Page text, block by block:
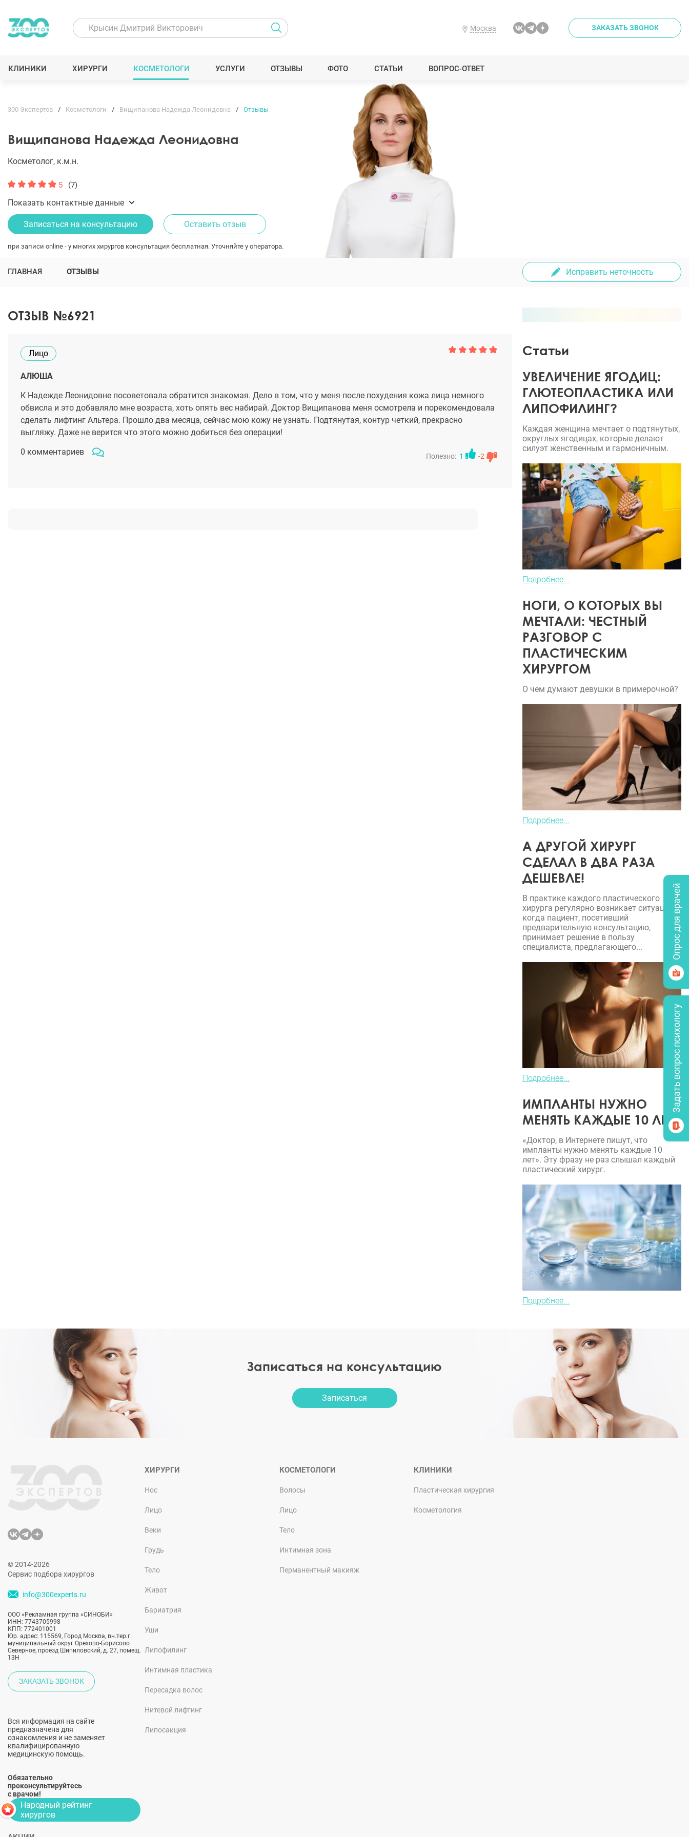
Москва ЗАКАЗАТЬ ЗВОНОК
КЛИНИКИ ХИРУРГИ КОСМЕТОЛОГИ УСЛУГИ ОТЗЫВЫ ФОТО СТАТЬИ ВОПРОС-ОТВЕТ
300 Экспертов Косметологи Вищипанова Надежда Леонидовна Отзывы
Вищипанова Надежда Леонидовна
Косметолог, к.м.н.
5 (7)
Показать контактные данные
Записаться на консультацию Оставить отзыв
при записи online - у многих хирургов консультация бесплатная. Уточняйте у оператора.
ГЛАВНАЯ ОТЗЫВЫ Исправить неточность
ОТЗЫВ №6921
Лицо
АЛЮША
К Надежде Леонидовне посоветовала обратится знакомая. Дело в том, что у меня после похудения кожа лица немного
обвисла и это добавляло мне возраста, хоть опять вес набирай. Доктор Вищипанова меня осмотрела и порекомендовала
сделать лифтинг Альтера. Прошло два месяца, сейчас мою кожу не узнать. Подтянутая, контур четкий, прекрасно
выгляжу. Даже не верится что этого можно добиться без операции!
0 комментариев
Полезно: 1 -2
Статьи
УВЕЛИЧЕНИЕ ЯГОДИЦ:
ГЛЮТЕОПЛАСТИКА ИЛИ
ЛИПОФИЛИНГ?
Каждая женщина мечтает о подтянутых,
округлых ягодицах, которые делают
силуэт женственным и гармоничным.
Подробнее...
НОГИ, О КОТОРЫХ ВЫ
МЕЧТАЛИ: ЧЕСТНЫЙ
РАЗГОВОР С
ПЛАСТИЧЕСКИМ
ХИРУРГОМ
О чем думают девушки в примерочной?
Подробнее...
А ДРУГОЙ ХИРУРГ
СДЕЛАЛ В ДВА РАЗА
ДЕШЕВЛЕ!
В практике каждого пластического
хирурга регулярно возникает ситуация,
когда пациент, посетивший
предварительную консультацию,
принимает решение в пользу
специалиста, предлагающего...
Подробнее...
ИМПЛАНТЫ НУЖНО
МЕНЯТЬ КАЖДЫЕ 10 ЛЕТ?
«Доктор, в Интернете пишут, что
импланты нужно менять каждые 10
лет». Эту фразу не раз слышал каждый
пластический хирург.
Подробнее...
Записаться на консультацию
Записаться
© 2014-2026
Сервис подбора хирургов
info@300experts.ru
ООО «Рекламная группа «СИНОБИ»
ИНН: 7743705998
КПП: 772401001
Юр. адрес: 115569, Город Москва, вн.тер.г.
муниципальный округ Орехово-Борисово
Северное, проезд Шипиловский, д. 27, помещ.
13Н
ЗАКАЗАТЬ ЗВОНОК
Вся информация на сайте
предназначена для
ознакомления и не заменяет
квалифицированную
медицинскую помощь.
Обязательно
проконсультируйтесь
с врачом!
ХИРУРГИ
Нос
Лицо
Веки
Грудь
Тело
Живот
Бариатрия
Уши
Липофилинг
Интимная пластика
Пересадка волос
Нитевой лифтинг
Липосакция
КОСМЕТОЛОГИ
Волосы
Лицо
Тело
Интимная зона
Перманентный макияж
КЛИНИКИ
Пластическая хирургия
Косметология
Народный рейтинг
хирургов
Опрос для врачей
Задать вопрос психологу